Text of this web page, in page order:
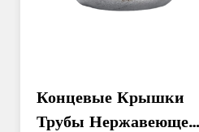
Концевые Крышки
Трубы Нержавеющей